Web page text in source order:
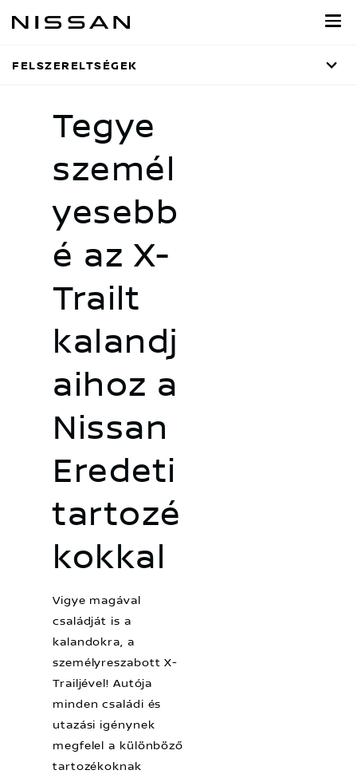
tartalomra
FELSZERELTSÉGEK
Tegye
személ
yesebb
é az X-
Trailt
kalandj
aihoz a
Nissan
Eredeti
tartozé
kokkal
Vigye magával
családját is a
kalandokra, a
személyreszabott X-
Trailjével! Autója
minden családi és
utazási igénynek
megfelel a különböző
tartozékoknak